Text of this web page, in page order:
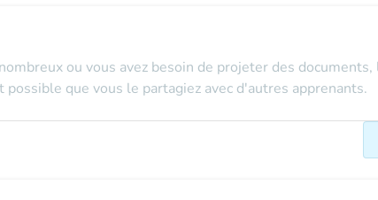
ou vous avez besoin de projeter des
que vous le partagiez avec d'autres apprenants.